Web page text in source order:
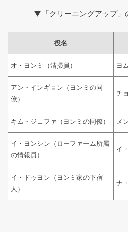
▼「クリーニングアップ」
役名
オ・ヨンミ（清掃員） ヨ
アン・インギョン（ヨンミの同
僚）
チ
キム・ジェファ（ヨンミの同僚） メ
イ・ヨンシン（ローファーム所属
の情報員）
イ
イ・ドゥヨン（ヨンミ家の下宿
人）
ナ